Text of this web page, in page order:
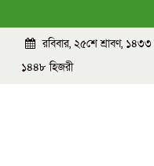
রবিবার, ২৫শে শ্রাবণ,
১৪৪৮ হিজরী